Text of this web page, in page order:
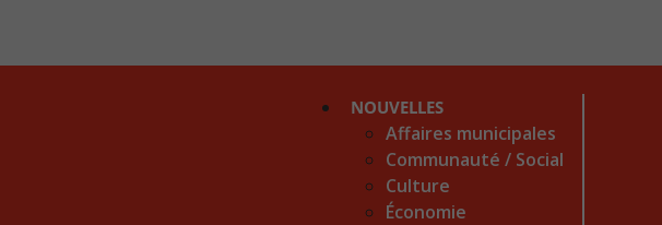
NOUVELLES
Affaires municipales
Communauté / Social
Culture
Économie